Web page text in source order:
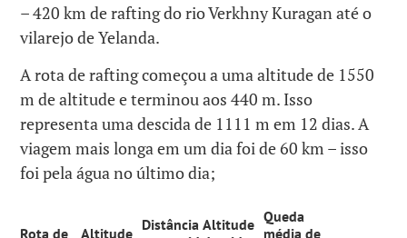
– 420 km de rafting do rio Verkhny Kuragan até o
vilarejo de Yelanda.
A rota de rafting começou a uma altitude de 1550
m de altitude e terminou aos 440 m. Isso
representa uma descida de 1111 m em 12 dias. A
viagem mais longa em um dia foi de 60 km – isso
foi pela água no último dia;
Rota de Altitude Distância Altitude Queda
média de